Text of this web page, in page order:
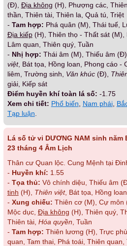
(Đ), Địa không (H), Phượng các,
thần, Thiên tài, Thiên la, Quả tú, Triệt
- Tam hợp: Phá quân (M), Thái tuế,
Địa kiếp(H), Thiên thọ - Thất sát
Lâm quan, Thiên quý, Tuần
- Nhị hợp: Thái âm (M), Thiếu âm
việt, Bát tọa, Hồng loan, Phong cáo -
liêm, Trường sinh, Văn khúc(Đ),
giải, Kiếp sát
Điểm huyền khí toàn lá số: -1.75
Xem chi tiết: Phổ biến, Nam phái,
Tạp luận.
Lá số tử vi DƯƠNG NAM sinh năm
23 tháng 4 Âm Lịch
Thân cư Quan lộc. Cung Mệnh tại
- Huyền khí: 1.55
- Tọa thủ: Vô chính diệu, Thiếu âm
tinh (H), Thiên việt, Bát tọa, Hồng loan
- Xung chiếu: Thiên cơ (M), Cự môn
Mộc dục, Địa không (H), Thiên quý,
Thiên tài, Hóa quyền , Tuần
- Tam hợp: Thiên lương (H), Trực
quan, Tam thai, Phá toái, Thiên